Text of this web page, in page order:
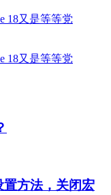
方法，关闭宏